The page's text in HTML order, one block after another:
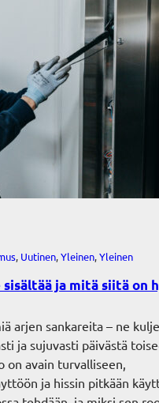
, Uutinen, Yleinen, Yleinen
ja mitä siitä on
arjen sankareita – ne
ja sujuvasti päivästä
on avain turvalliseen,
ja hissin pitkään